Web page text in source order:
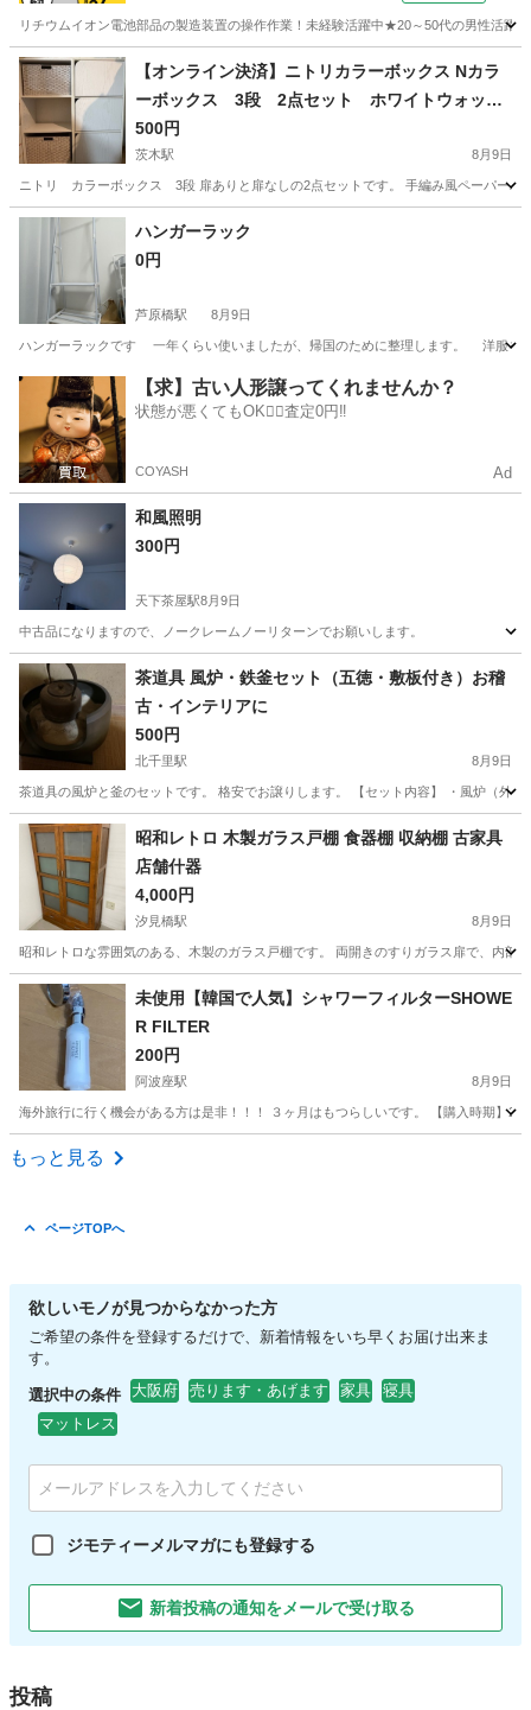
リチウムイオン電池部品の製造装置の操作作業！未経験活躍中★20～50代の男性活
兵庫 南あわじ市 その他
【オンライン決済】ニトリカラーボックス Nカラ
ーボックス 3段 2点セット ホワイトウォッシ
ュ
500円
茨木駅 8月9日
ニトリ カラーボックス 3段 扉ありと扉なしの2点セットです。 手編み風ペーパーバ
大阪 茨木市 茨木駅 収納家具
ハンガーラック
0円
芦原橋駅 8月9日
ハンガーラックです 一年くらい使いましたが、帰国のために整理します。 洋服を
大阪 大阪市 芦原橋駅 家具 10着
【求】古い人形譲ってくれませんか？
状態が悪くてもOK🙆‍♀️査定0円‼️
COYASH Ad
和風照明
300円
天下茶屋駅8月9日
中古品になりますので、ノークレームノーリターンでお願いします。
大阪 大阪市 天下茶屋駅 照明器具
茶道具 風炉・鉄釜セット（五徳・敷板付き）お稽
古・インテリアに
500円
北千里駅 8月9日
茶道具の風炉と釜のセットです。 格安でお譲りします。 【セット内容】 ・風炉（外
大阪 吹田市 北千里駅 その他
昭和レトロ 木製ガラス戸棚 食器棚 収納棚 古家具
店舗什器
4,000円
汐見橋駅 8月9日
昭和レトロな雰囲気のある、木製のガラス戸棚です。 両開きのすりガラス扉で、内
大阪 大阪市 汐見橋駅 その他
未使用【韓国で人気】シャワーフィルターSHOWE
R FILTER
200円
阿波座駅 8月9日
海外旅行に行く機会がある方は是非！！！ ３ヶ月はもつらしいです。 【購入時期】
大阪 大阪市
もっと見る
ページTOPへ
欲しいモノが見つからなかった方
ご希望の条件を登録するだけで、新着情報をいち早くお届け出来ま
す。
選択中の条件 大阪府 売ります・あげます 家具
寝具
マットレス
ジモティーメルマガにも登録する
新着投稿の通知をメールで受け取る
投稿